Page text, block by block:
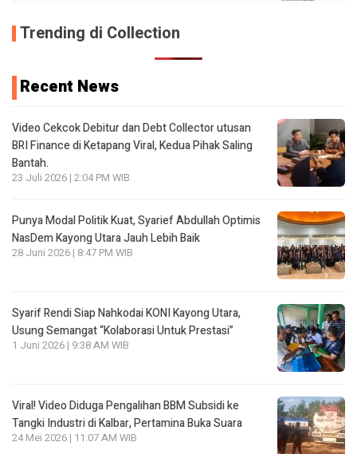
Trending di Collection
Recent News
Video Cekcok Debitur dan Debt Collector utusan
BRI Finance di Ketapang Viral, Kedua Pihak Saling
Bantah.
23 Juli 2026 | 2:04 PM WIB
Punya Modal Politik Kuat, Syarief Abdullah Optimis
NasDem Kayong Utara Jauh Lebih Baik
28 Juni 2026 | 8:47 PM WIB
Syarif Rendi Siap Nahkodai KONI Kayong Utara,
Usung Semangat “Kolaborasi Untuk Prestasi”
1 Juni 2026 | 9:38 AM WIB
Viral! Video Diduga Pengalihan BBM Subsidi ke
Tangki Industri di Kalbar, Pertamina Buka Suara
24 Mei 2026 | 11:07 AM WIB